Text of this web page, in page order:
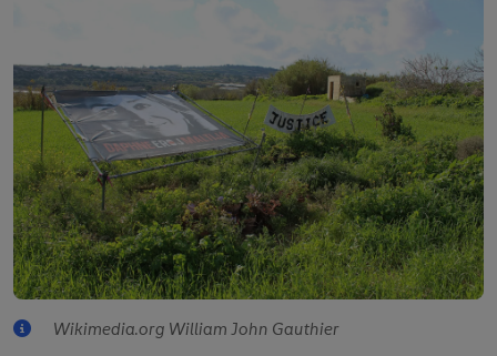
Wikimedia.org William John Gauthier